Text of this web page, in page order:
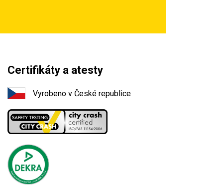
Certifikáty a atesty
Vyrobeno v České republice